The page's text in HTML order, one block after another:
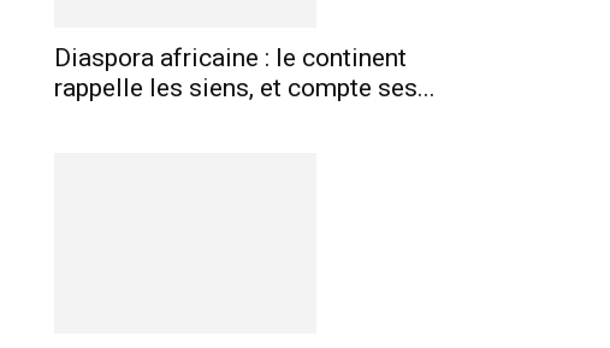
Diaspora africaine : le continent
rappelle les siens, et compte ses...